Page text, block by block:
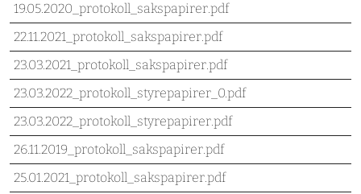
19.05.2020_protokoll_sakspapirer.pdf
22.11.2021_protokoll_sakspapirer.pdf
23.03.2021_protokoll_sakspapirer.pdf
23.03.2022_protokoll_styrepapirer_0.pdf
23.03.2022_protokoll_styrepapirer.pdf
26.11.2019_protokoll_sakspapirer.pdf
25.01.2021_protokoll_sakspapirer.pdf